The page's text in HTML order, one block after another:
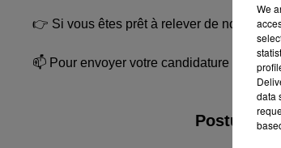
👉 Si vous êtes prêt à relever de
📫 Pour envoyer votre candidature :
Postulez à
We
data